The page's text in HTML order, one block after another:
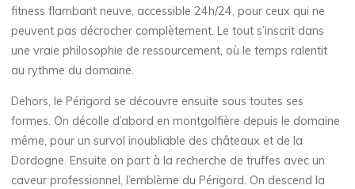
fitness flambant neuve, accessible 24h/24, pour ceux qui ne
peuvent pas décrocher complètement. Le tout s’inscrit dans
une vraie philosophie de ressourcement, où le temps ralentit
au rythme du domaine.
Dehors, le Périgord se découvre ensuite sous toutes ses
formes. On décolle d’abord en montgolfière depuis le domaine
même, pour un survol inoubliable des châteaux et de la
Dordogne. Ensuite on part à la recherche de truffes avec un
caveur professionnel, l’emblème du Périgord. On descend la